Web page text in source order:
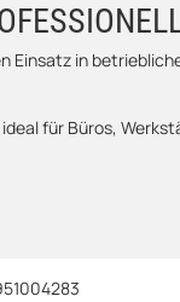
in
für Büros,